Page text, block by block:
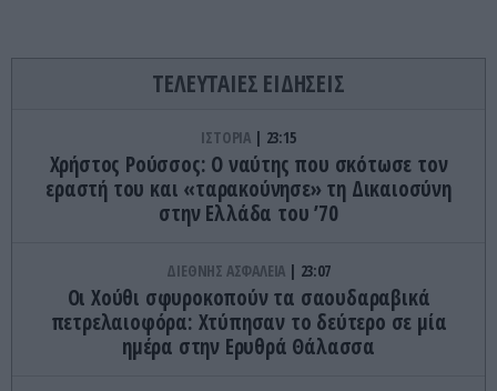
ΤΕΛΕΥΤΑΙΕΣ ΕΙΔΗΣΕΙΣ
ΙΣΤΟΡΙΑ 23:15
Χρήστος Ρούσσος: Ο ναύτης που σκότωσε τον
εραστή του και «ταρακούνησε» τη Δικαιοσύνη
στην Ελλάδα του ’70
ΔΙΕΘΝΗΣ ΑΣΦΑΛΕΙΑ 23:07
Οι Χούθι σφυροκοπούν τα σαουδαραβικά
πετρελαιοφόρα: Χτύπησαν το δεύτερο σε μία
ημέρα στην Ερυθρά Θάλασσα